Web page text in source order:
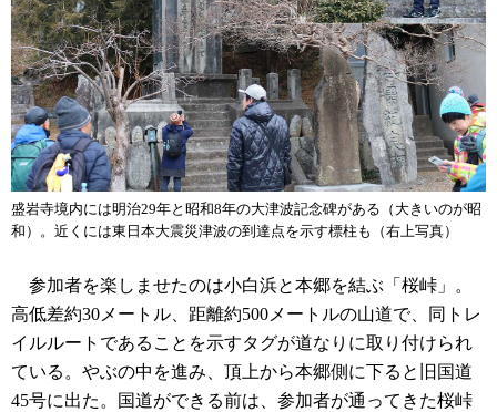
盛岩寺境内には明治29年と昭和8年の大津波記念碑がある（大きいのが昭
和）。近くには東日本大震災津波の到達点を示す標柱も（右上写真）
参加者を楽しませたのは小白浜と本郷を結ぶ「桜峠」。
高低差約30メートル、距離約500メートルの山道で、同トレ
イルルートであることを示すタグが道なりに取り付けられ
ている。やぶの中を進み、頂上から本郷側に下ると旧国道
45号に出た。国道ができる前は、参加者が通ってきた桜峠